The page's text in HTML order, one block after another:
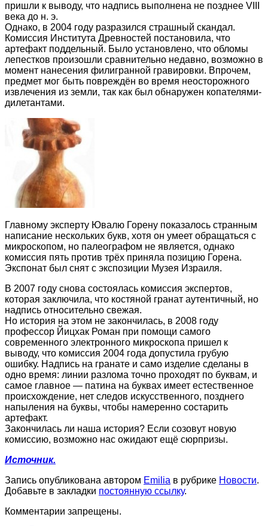
пришли к выводу, что надпись выполнена не позднее VIII
века до н. э.
Однако, в 2004 году разразился страшный скандал.
Комиссия Института Древностей постановила, что
артефакт поддельный. Было установлено, что обломы
лепестков произошли сравнительно недавно, возможно в
момент нанесения филигранной гравировки. Впрочем,
предмет мог быть повреждён во время неосторожного
извлечения из земли, так как был обнаружен копателями-
дилетантами.
Главному эксперту Ювалю Горену показалось странным
написание нескольких букв, хотя он умеет обращаться с
микроскопом, но палеографом не является, однако
комиссия пять против трёх приняла позицию Горена.
Экспонат был снят с экспозиции Музея Израиля.
В 2007 году снова состоялась комиссия экспертов,
которая заключила, что костяной гранат аутентичный, но
надпись относительно свежая.
Но история на этом не закончилась, в 2008 году
профессор Йицхак Роман при помощи самого
современного электронного микроскопа пришел к
выводу, что комиссия 2004 года допустила грубую
ошибку. Надпись на гранате и само изделие сделаны в
одно время: линии разлома точно проходят по буквам, и
самое главное — патина на буквах имеет естественное
происхождение, нет следов искусственного, позднего
напыления на буквы, чтобы намеренно состарить
артефакт.
Закончилась ли наша история? Если созовут новую
комиссию, возможно нас ожидают ещё сюрпризы.
Источник.
Запись опубликована автором Emilia в рубрике Новости.
Добавьте в закладки постоянную ссылку.
Комментарии запрещены.